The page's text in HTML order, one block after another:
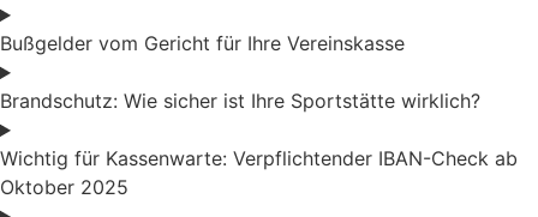
Bußgelder vom Gericht für Ihre Vereinskasse
Brandschutz: Wie sicher ist Ihre Sportstätte wirklich?
Wichtig für Kassenwarte: Verpflichtender IBAN-Check ab
Oktober 2025